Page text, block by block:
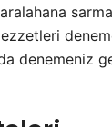
da denemeniz